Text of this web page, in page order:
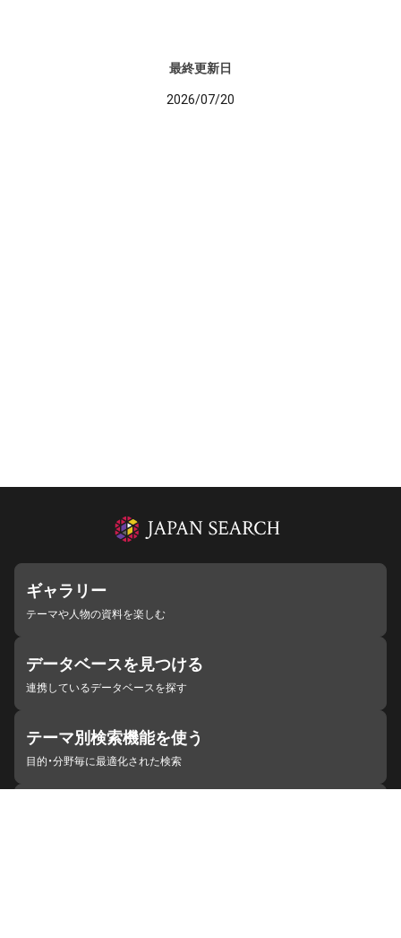
最終更新日
2026/07/20
ギャラリー
テーマや人物の資料を楽しむ
データベースを見つける
連携しているデータベースを探す
テーマ別検索機能を使う
目的・分野毎に最適化された検索